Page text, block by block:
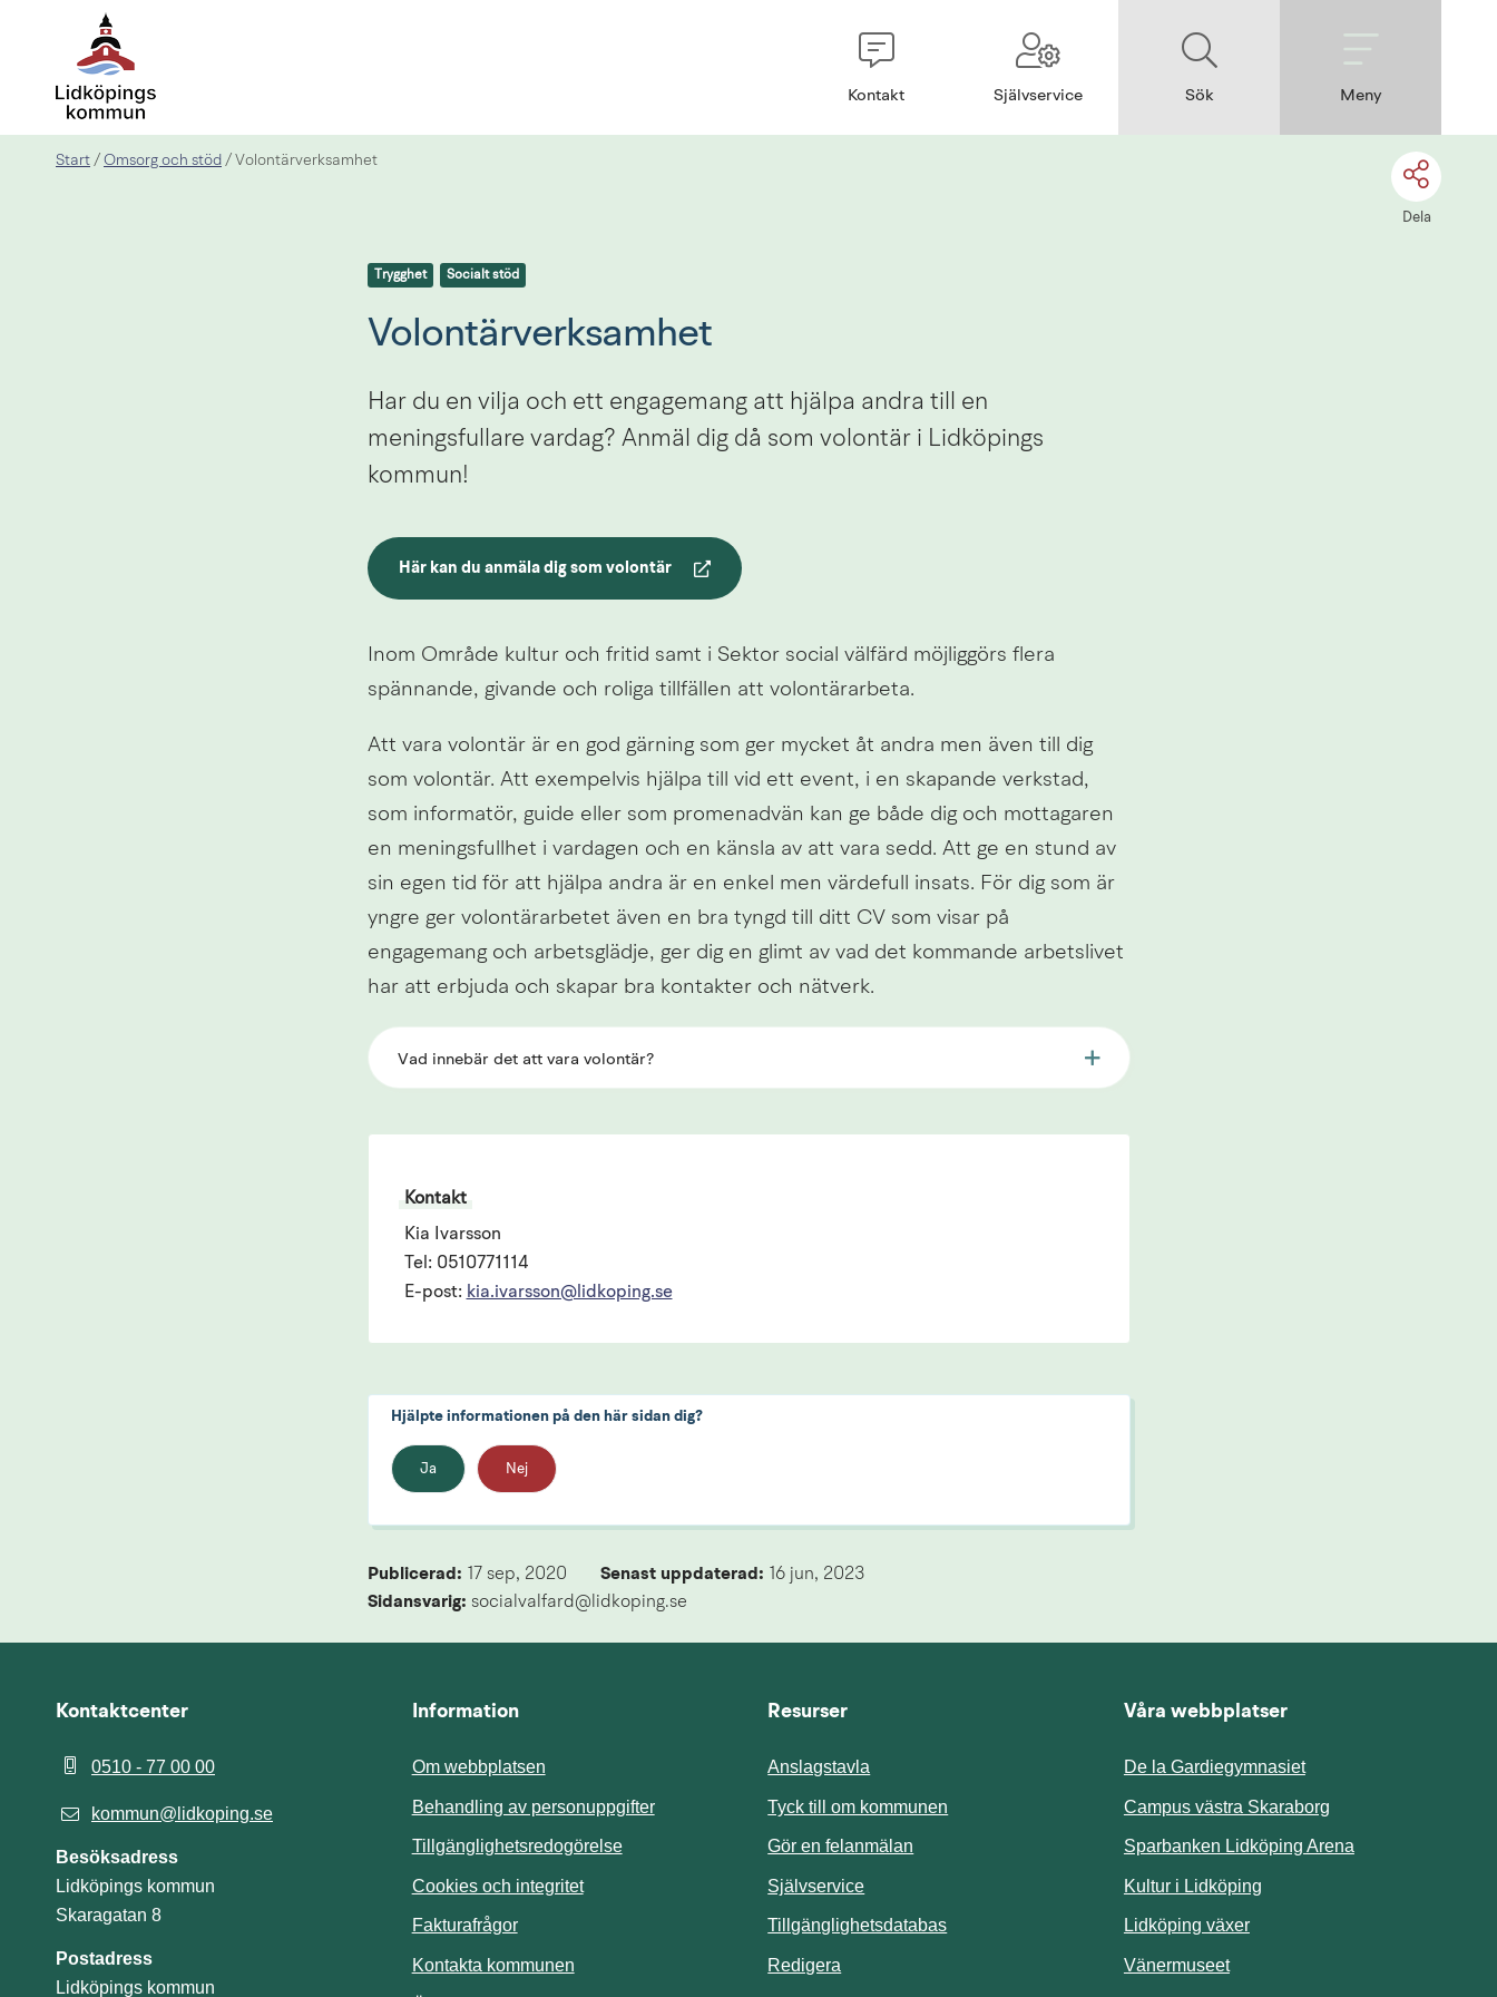
Kontakt Självservice Sök Meny
Start / Omsorg och stöd / Volontärverksamhet
Dela
Trygghet Socialt stöd
Volontärverksamhet
Har du en vilja och ett engagemang att hjälpa andra till en
meningsfullare vardag? Anmäl dig då som volontär i Lidköpings
kommun!
Här kan du anmäla dig som volontär
Länk till annan webbplats.
Inom Område kultur och fritid samt i Sektor social välfärd möjliggörs flera
spännande, givande och roliga tillfällen att volontärarbeta.
Att vara volontär är en god gärning som ger mycket åt andra men även till dig
som volontär. Att exempelvis hjälpa till vid ett event, i en skapande verkstad,
som informatör, guide eller som promenadvän kan ge både dig och mottagaren
en meningsfullhet i vardagen och en känsla av att vara sedd. Att ge en stund av
sin egen tid för att hjälpa andra är en enkel men värdefull insats. För dig som är
yngre ger volontärarbetet även en bra tyngd till ditt CV som visar på
engagemang och arbetsglädje, ger dig en glimt av vad det kommande arbetslivet
har att erbjuda och skapar bra kontakter och nätverk.
Vad innebär det att vara volontär?
Kontakt
Kia Ivarsson
Tel: 0510771114
E-post: kia.ivarsson@lidkoping.se
Hjälpte informationen på den här sidan dig?
Ja Nej
Publicerad: 17 sep, 2020 Senast uppdaterad:
16 jun, 2023
Sidansvarig: socialvalfard@lidkoping.se
Kontaktcenter
0510 - 77 00 00
kommun@lidkoping.se
Besöksadress
Lidköpings kommun
Skaragatan 8
Postadress
Lidköpings kommun
Information
Om webbplatsen
Behandling av personuppgifter
Tillgänglighetsredogörelse
Cookies och integritet
Fakturafrågor
Kontakta kommunen
Resurser
Anslagstavla
Tyck till om kommunen Länk till annan webbplats.
Gör en felanmälan
SjälvserviceLänk till annan webbplats.
TillgänglighetsdatabasLänk till annan webbplats.
Redigera
Våra webbplatser
De la Gardiegymnasiet
Campus västra Skaraborg
Sparbanken Lidköping Arena
Kultur i Lidköping
Lidköping växer
Vänermuseet